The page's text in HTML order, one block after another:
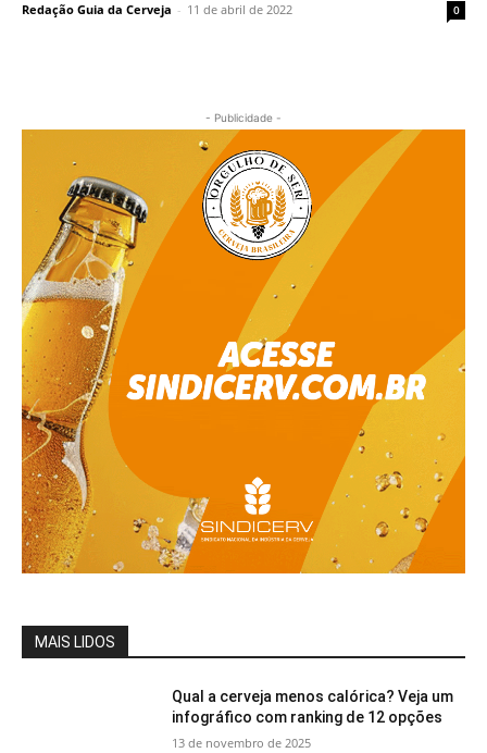
Redação Guia da Cerveja - 11 de abril de 2022 0
- Publicidade -
MAIS LIDOS
Qual a cerveja menos calórica? Veja um
infográfico com ranking de 12 opções
13 de novembro de 2025